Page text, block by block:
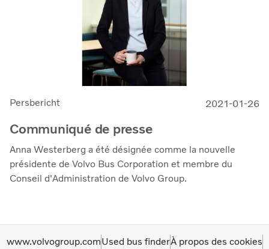
Persbericht 2021-01-26
Communiqué de presse
Anna Westerberg a été désignée comme la nouvelle
présidente de Volvo Bus Corporation et membre du
Conseil d'Administration de Volvo Group.
www.volvogroup.comUsed bus finderÀ propos des cookies